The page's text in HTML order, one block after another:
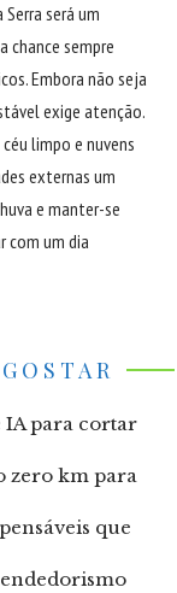
será um
chance sempre
Embora não seja
exige atenção.
limpo e nuvens
externas um
e manter-se
com um dia
IA para cortar
zero km para
que